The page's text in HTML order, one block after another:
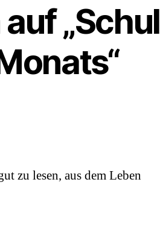
zu lesen, aus dem Leben